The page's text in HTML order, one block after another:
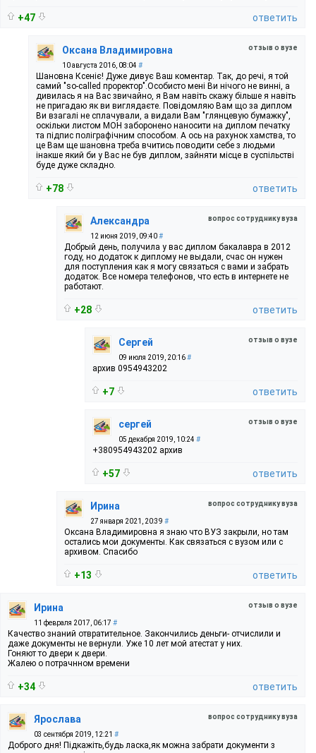
+47 ответить
отзыв о вузе
Оксана Владимировна
10 августа 2016, 08:04 #
Шановна Ксеніє! Дуже дивує Ваш коментар. Так, до речі, я той
самий "so-called проректор".Особисто мені Ви нічого не винні, а
дивилась я на Вас звичайно, я Вам навіть скажу більше я навіть
не пригадаю як ви виглядаєте. Повідомляю Вам що за диплом
Ви взагалі не сплачували, а видали Вам "глянцевую бумажку",
оскільки листом МОН заборонено наносити на диплом печатку
та підпис поліграфічним способом. А ось на рахунок хамства, то
це Вам ще шановна треба вчитись поводити себе з людьми
інакше який би у Вас не був диплом, зайняти місце в суспільстві
буде дуже складно.
+78 ответить
вопрос сотруднику вуза
Александра
12 июня 2019, 09:40#
Добрый день, получила у вас диплом бакалавра в 2012
году, но додаток к диплому не выдали, счас он нужен
для поступления как я могу связаться с вами и забрать
додаток. Все номера телефонов, что есть в интернете не
работают.
+28 ответить
отзыв о вузе
Сергей
09 июля 2019, 20:16#
архив 0954943202
+7 ответить
отзыв о вузе
сергей
05 декабря 2019, 10:24 #
+380954943202 архив
+57 ответить
вопрос сотруднику вуза
Ирина
27 января 2021, 20:39 #
Оксана Владимировна я знаю что ВУЗ закрыли, но там
остались мои документы. Как связаться с вузом или с
архивом. Спасибо
+13 ответить
отзыв о вузе
Ирина
11 февраля 2017, 06:17 #
Качество знаний отвратительное. Закончились деньги- отчислили и
даже документы не вернули. Уже 10 лет мой атестат у них.
Гоняют то двери к двери.
Жалею о потрачнном времени
+34 ответить
вопрос сотруднику вуза
Ярослава
03 сентября 2019, 12:21 #
Доброго дня! Підкажіть,будь ласка,як можна забрати документи з